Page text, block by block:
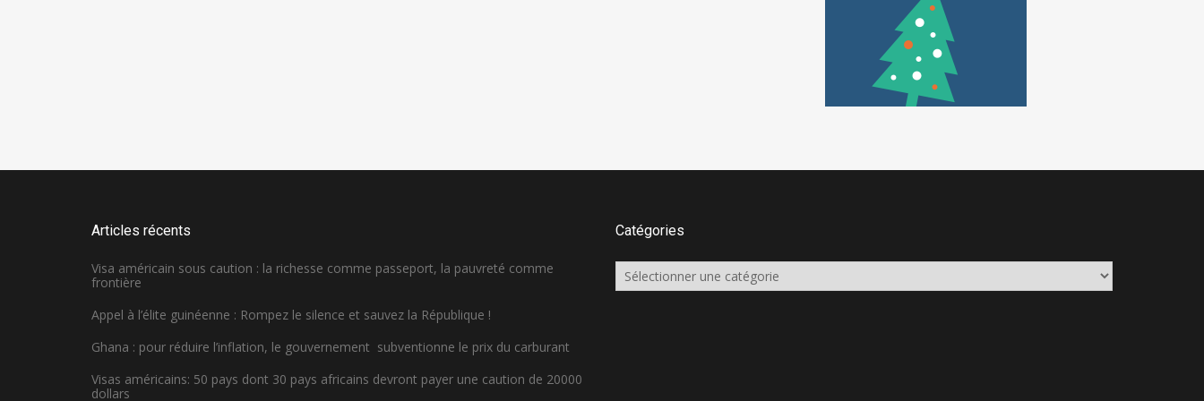
Articles récents
Visa américain sous caution : la richesse comme passeport, la pauvreté comme
frontière
Appel à l’élite guinéenne : Rompez le silence et sauvez la République !
Ghana : pour réduire l’inflation, le gouvernement subventionne le prix du carburant
Visas américains: 50 pays dont 30 pays africains devront payer une caution de 20000
dollars
Catégories
Catégories